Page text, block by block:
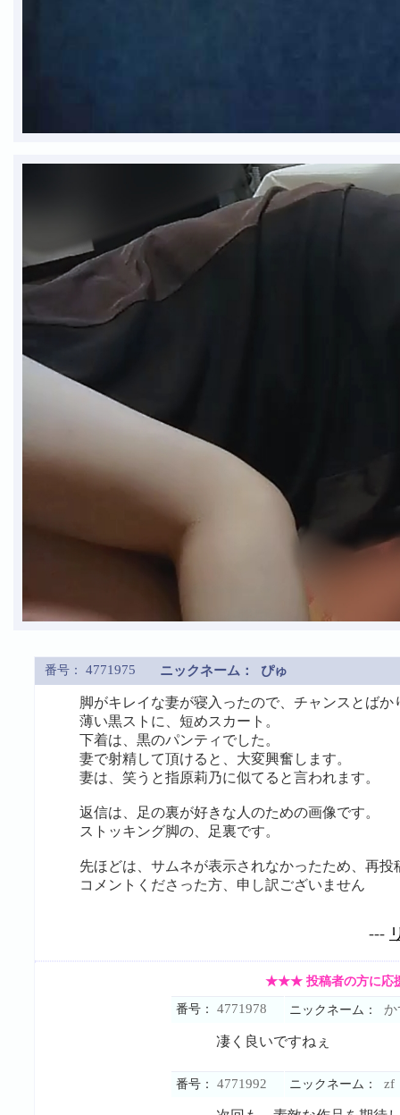
番号： 4771975 ニックネーム： ぴゅ
脚がキレイな妻が寝入ったので、チャンスとばか
薄い黒ストに、短めスカート。
下着は、黒のパンティでした。
妻で射精して頂けると、大変興奮します。
妻は、笑うと指原莉乃に似てると言われます。
返信は、足の裏が好きな人のための画像です。
ストッキング脚の、足裏です。
先ほどは、サムネが表示されなかったため、再投
コメントくださった方、申し訳ございません
---
★★★ 投稿者の方に応
番号： 4771978 ニックネーム：
凄く良いですねぇ
番号： 4771992 ニックネーム： zf